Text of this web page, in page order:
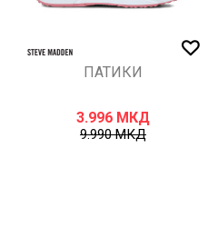
ПАТИКИ
3.996 МКД
9.990МКД